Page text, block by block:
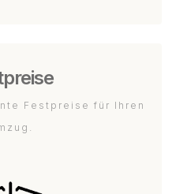
Festpreise für Ihren